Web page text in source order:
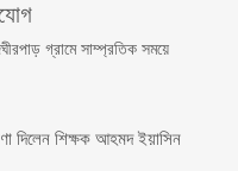
গ্রামে সাম্প্রতিক সময়ে
দিলেন শিক্ষক আহমদ ইয়াসিন